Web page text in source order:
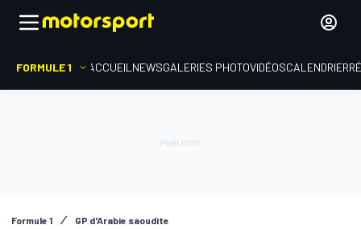
FORMULE 1 ACCUEIL NEWSGALERIES PHOTOVIDÉOSCALENDRIER
Formule 1 GP d'Arabie saoudite